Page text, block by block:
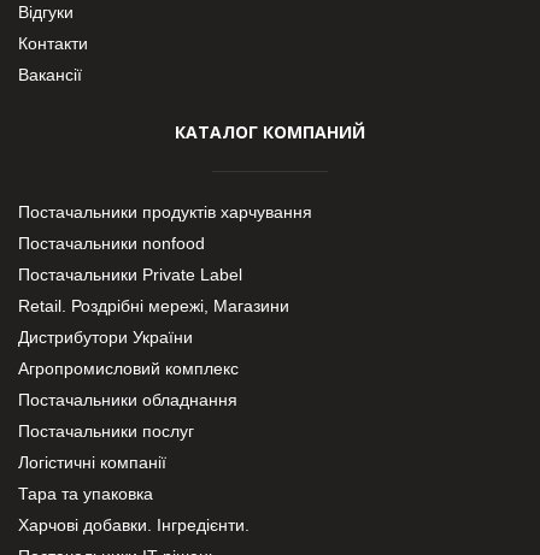
Відгуки
Контакти
Вакансії
КАТАЛОГ КОМПАНИЙ
Постачальники продуктів харчування
Постачальники nonfood
Постачальники Private Label
Retail. Роздрібні мережі, Магазини
Дистрибутори України
Агропромисловий комплекс
Постачальники обладнання
Постачальники послуг
Логістичні компанії
Тара та упаковка
Харчові добавки. Інгредієнти.